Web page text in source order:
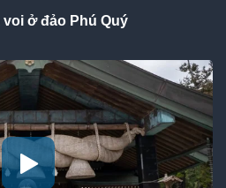
ở đảo Phú Quý